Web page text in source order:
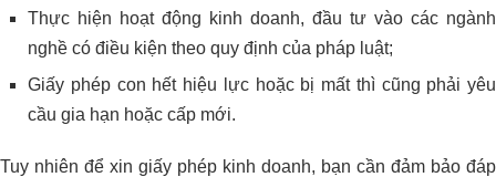
Thực hiện hoạt động kinh doanh, đầu tư vào các ngành
nghề có điều kiện theo quy định của pháp luật;
Giấy phép con hết hiệu lực hoặc bị mất thì cũng phải yêu
cầu gia hạn hoặc cấp mới.
Tuy nhiên để xin giấy phép kinh doanh, bạn cần đảm bảo đáp